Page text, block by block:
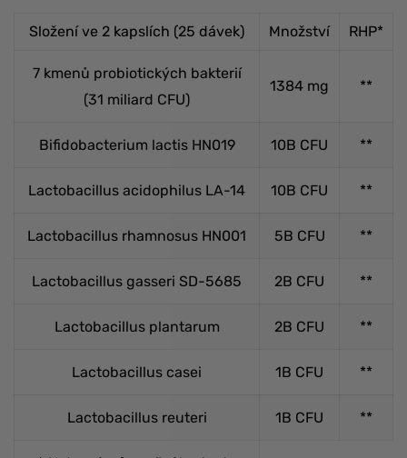
Složení ve 2 kapslích (25 dávek) Množství RHP*
7 kmenů probiotických bakterií
(31 miliard CFU)
1384 mg **
Bifidobacterium lactis HN019 10B CFU **
Lactobacillus acidophilus LA-14 10B CFU **
Lactobacillus rhamnosus HN001 5B CFU **
Lactobacillus gasseri SD-5685 2B CFU **
Lactobacillus plantarum 2B CFU **
Lactobacillus casei 1B CFU **
Lactobacillus reuteri 1B CFU **